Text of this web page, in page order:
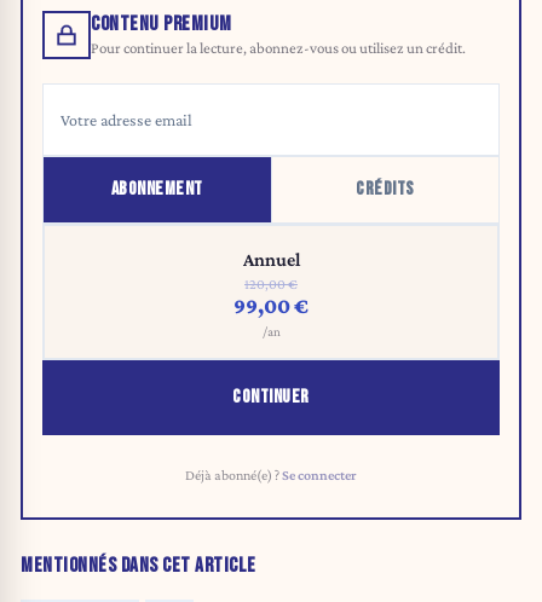
CONTENU PREMIUM
Pour continuer la lecture, abonnez-vous ou utilisez un crédit.
ABONNEMENT CRÉDITS
Annuel
120,00 €
99,00 €
/an
CONTINUER
Déjà abonné(e) ?Se connecter
MENTIONNÉS DANS CET ARTICLE